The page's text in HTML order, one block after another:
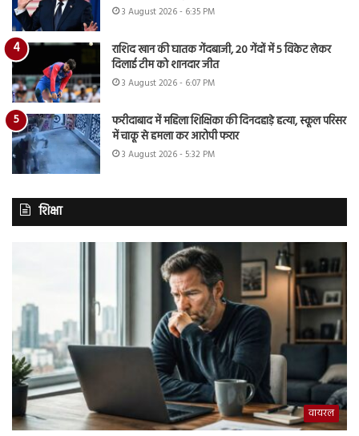
3 August 2026 - 6:35 PM
राशिद खान की घातक गेंदबाजी, 20 गेंदों में 5 विकेट लेकर
दिलाई टीम को शानदार जीत
3 August 2026 - 6:07 PM
फरीदाबाद में महिला शिक्षिका की दिनदहाड़े हत्या, स्कूल परिसर
में चाकू से हमला कर आरोपी फरार
3 August 2026 - 5:32 PM
शिक्षा
वायरल